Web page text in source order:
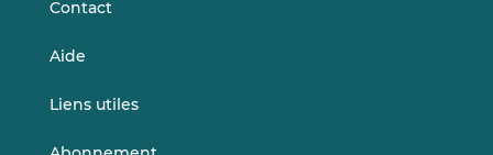
Contact
Aide
Liens utiles